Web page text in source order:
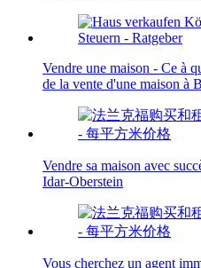
Vendre une maison - Ce à
de la vente d'une maison
Vendre sa maison avec
Idar-Oberstein
Vous cherchez un agent